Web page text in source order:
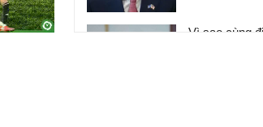
Vì sao cùng